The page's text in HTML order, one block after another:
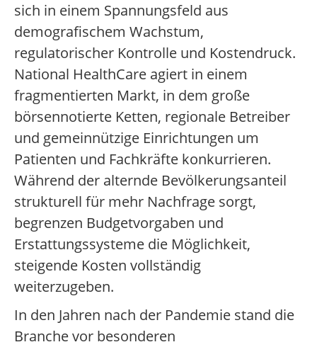
sich in einem Spannungsfeld aus
demografischem Wachstum,
regulatorischer Kontrolle und Kostendruck.
National HealthCare agiert in einem
fragmentierten Markt, in dem große
börsennotierte Ketten, regionale Betreiber
und gemeinnützige Einrichtungen um
Patienten und Fachkräfte konkurrieren.
Während der alternde Bevölkerungsanteil
strukturell für mehr Nachfrage sorgt,
begrenzen Budgetvorgaben und
Erstattungssysteme die Möglichkeit,
steigende Kosten vollständig
weiterzugeben.
In den Jahren nach der Pandemie stand die
Branche vor besonderen